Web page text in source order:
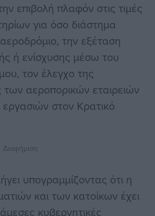
επιβολή πλαφόν στις τιμές
για όσο διάστημα
την εξέταση
ή ενίσχυσης μέσω του
τον έλεγχο της
των αεροπορικών εταιρειών
στον Κρατικό
Διαφήμιση
υπογραμμίζοντας ότι η
και των κατοίκων έχει
κυβερνητικές